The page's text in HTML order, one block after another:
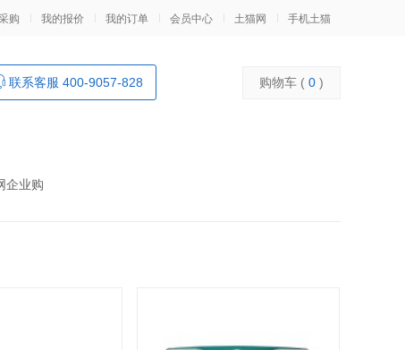
购 我的报价 我的订单 会员中心 土猫网 手机土猫
联系客服 400-9057-828 购物车 ( 0 )
企业购